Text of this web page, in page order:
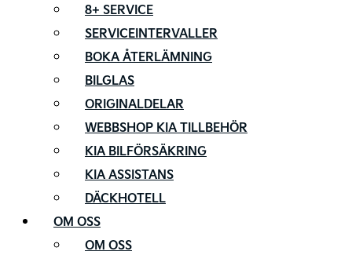
8+ SERVICE
SERVICEINTERVALLER
BOKA ÅTERLÄMNING
BILGLAS
ORIGINALDELAR
WEBBSHOP KIA TILLBEHÖR
KIA BILFÖRSÄKRING
KIA ASSISTANS
DÄCKHOTELL
OM OSS
OM OSS